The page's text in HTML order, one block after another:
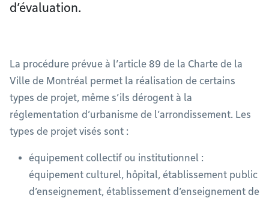
d’évaluation.
La procédure prévue à l’article 89 de la Charte de la
Ville de Montréal permet la réalisation de certains
types de projet, même s’ils dérogent à la
réglementation d’urbanisme de l’arrondissement. Les
types de projet visés sont :
équipement collectif ou institutionnel :
équipement culturel, hôpital, établissement public
d’enseignement, établissement d’enseignement de